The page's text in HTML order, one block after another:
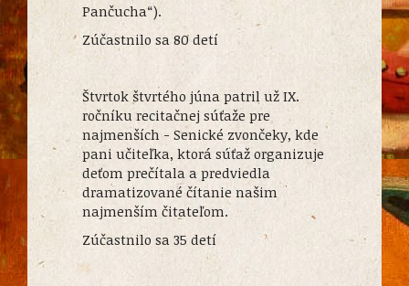
Pančucha“).
Zúčastnilo sa 80 detí
Štvrtok štvrtého júna patril už IX.
ročníku recitačnej súťaže pre
najmenších - Senické zvončeky, kde
pani učiteľka, ktorá súťaž organizuje
deťom prečítala a predviedla
dramatizované čítanie našim
najmenším čitateľom.
Zúčastnilo sa 35 detí